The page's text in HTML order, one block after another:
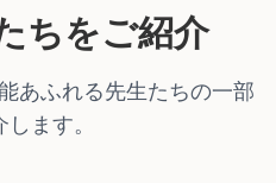
ちをご紹介
あふれる先生たちの一部
ます。